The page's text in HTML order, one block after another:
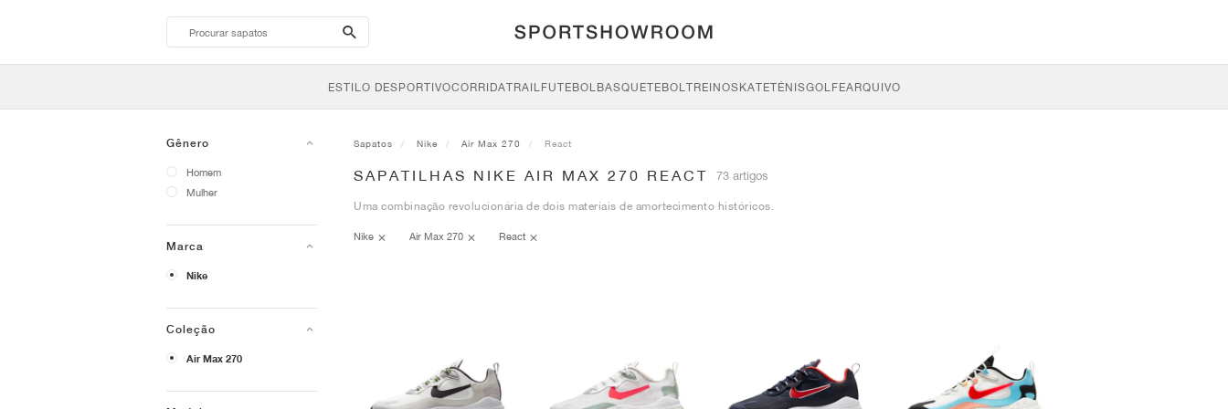
search-
btn
ESTILO DESPORTIVOCORRIDATRAILFUTEBOLBASQUETEBOLTREINOSKATETÉNISGOLFEARQUIVO
Gênero
Homem
Mulher
Marca
Nike
Coleção
Air Max 270
Sapatos Nike Air Max 270 React
SAPATILHAS NIKE AIR MAX 270 REACT 73 artigos
Uma combinação revolucionária de dois materiais de amortecimento históricos.
Nike Air Max 270 React